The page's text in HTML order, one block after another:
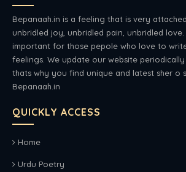
Bepanaah.in is a feeling that is very
unbridled joy, unbridled pain, unbridled
important for those pepole who love to
feelings. We update our website
thats why you find unique and latest sher o
Bepanaah.in
QUICKLY ACCESS
Home
Urdu Poetry